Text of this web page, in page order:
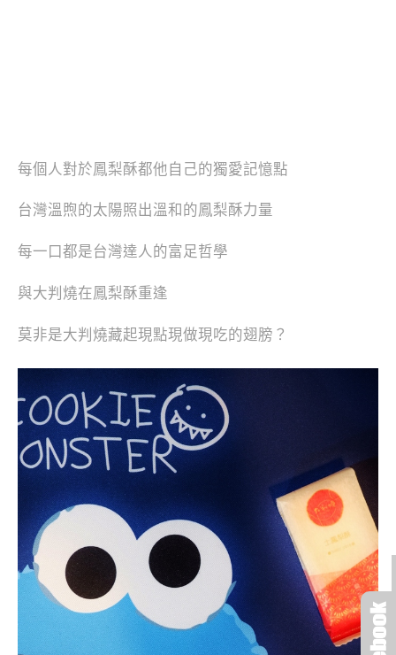
每個人對於鳳梨酥都他自己的獨愛記憶點
台灣溫煦的太陽照出溫和的鳳梨酥力量
每一口都是台灣達人的富足哲學
與大判燒在鳳梨酥重逢
莫非是大判燒藏起現點現做現吃的翅膀？